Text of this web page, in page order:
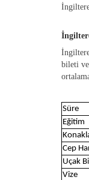
bileti
Süre
Eğitim
Cep
Uçak
Vize